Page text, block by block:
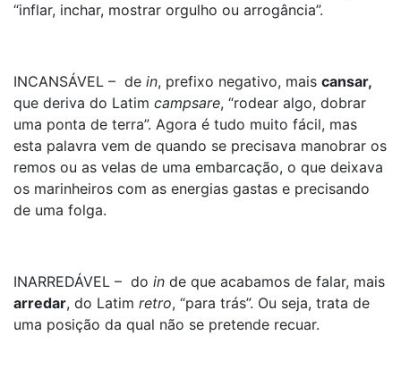
“inflar, inchar, mostrar orgulho ou arrogância”.
INCANSÁVEL – de in, prefixo negativo, mais cansar,
que deriva do Latim campsare, “rodear algo, dobrar
uma ponta de terra”. Agora é tudo muito fácil, mas
esta palavra vem de quando se precisava manobrar os
remos ou as velas de uma embarcação, o que deixava
os marinheiros com as energias gastas e precisando
de uma folga.
INARREDÁVEL – do in de que acabamos de falar, mais
arredar, do Latim retro, “para trás”. Ou seja, trata de
uma posição da qual não se pretende recuar.